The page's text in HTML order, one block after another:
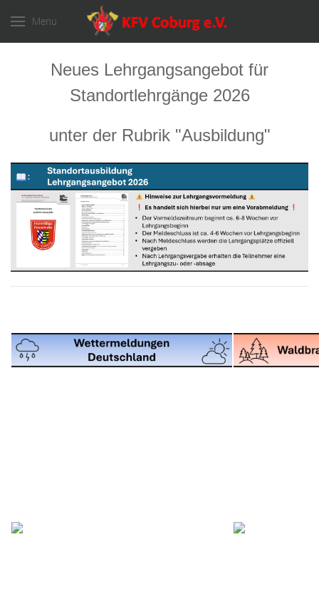
Menu
Neues Lehrgangsangebot für
Standortlehrgänge 2026
unter der Rubrik "Ausbildung"